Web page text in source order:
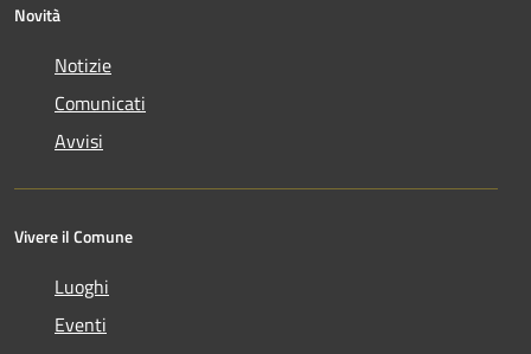
Novità
Notizie
Comunicati
Avvisi
Vivere il Comune
Luoghi
Eventi